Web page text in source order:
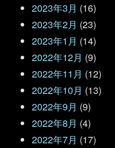
2023年3月 (16)
2023年2月 (23)
2023年1月 (14)
2022年12月 (9)
2022年11月 (12)
2022年10月 (13)
2022年9月 (9)
2022年8月 (4)
2022年7月 (17)